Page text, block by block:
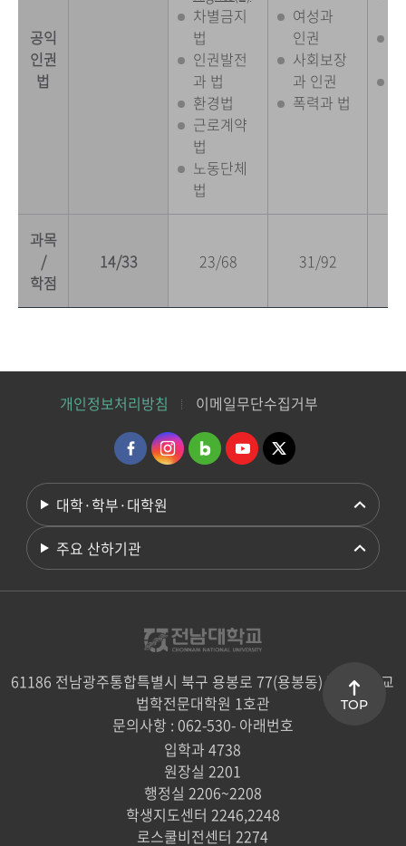
공익
인권
법
차별금지
법
인권발전
과 법
환경법
근로계약
법
노동단체
법
여성과
인권
사회보장
과 인권
폭력과 법
과목
/
학점
14/33 23/68 31/92
개인정보처리방침 이메일무단수집거부
대학·학부·대학원
주요 산하기관
61186 전남광주통합특별시 북구 용봉로 77(용봉동) 전남대학교
법학전문대학원 1호관
문의사항 : 062-530- 아래번호
입학과 4738
원장실 2201
행정실 2206~2208
학생지도센터 2246,2248
로스쿨비전센터 2274
TOP